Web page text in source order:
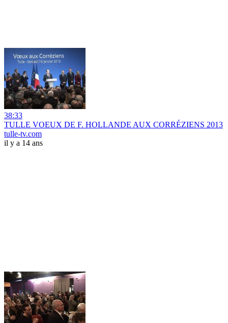
38:33
TULLE VOEUX DE F. HOLLANDE AUX CORRÉZIENS 2013
tulle-tv.com
il y a 14 ans